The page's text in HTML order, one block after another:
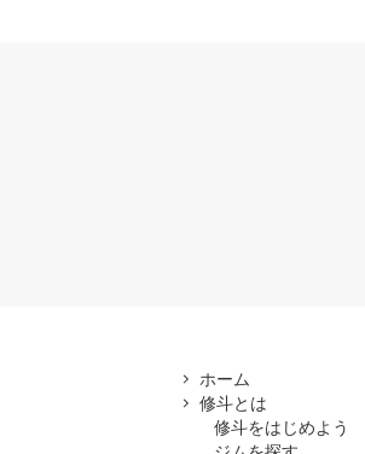
ホーム
修斗とは
修斗をはじめよう